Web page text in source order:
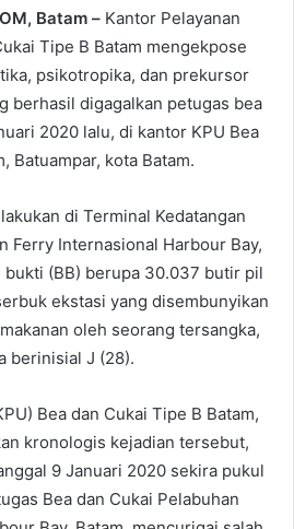
Batam – Kantor Pelayanan
Tipe B Batam mengekpose
psikotropika, dan prekursor
berhasil digagalkan petugas bea
2020 lalu, di kantor KPU Bea
Batuampar, kota Batam.
di Terminal Kedatangan
Ferry Internasional Harbour Bay,
bukti (BB) berupa 30.037 butir pil
ekstasi yang disembunyikan
oleh seorang tersangka,
berinisial J (28).
Bea dan Cukai Tipe B Batam,
kronologis kejadian tersebut,
9 Januari 2020 sekira pukul
Bea dan Cukai Pelabuhan